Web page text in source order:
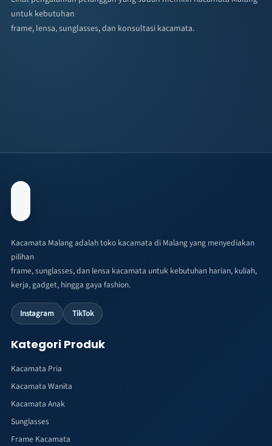
untuk kebutuhan
frame, lensa, sunglasses, dan konsultasi kacamata.
Kacamata Malang adalah toko kacamata di Malang yang menyediakan
pilihan
frame, sunglasses, dan lensa kacamata untuk kebutuhan harian, kuliah,
kerja, gadget, hingga gaya fashion.
Instagram TikTok
Kategori Produk
Kacamata Pria
Kacamata Wanita
Kacamata Anak
Sunglasses
Frame Kacamata